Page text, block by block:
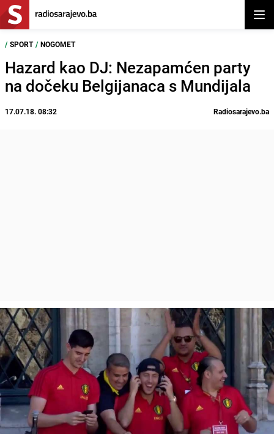
/ SPORT / NOGOMET
Hazard kao DJ: Nezapamćen party
na dočeku Belgijanaca s Mundijala
17.07.18. 08:32 Radiosarajevo.ba